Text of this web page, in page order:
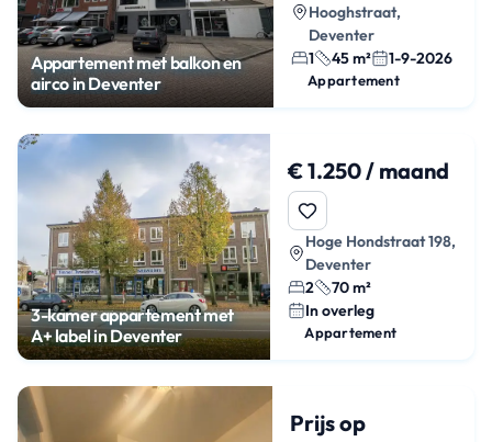
Appartement met balkon en
airco in Deventer
Hooghstraat,
Deventer
1
45 m² 1-9-2026
Appartement
3-kamer appartement met
A+ label in Deventer
€ 1.250 / maand
Hoge Hondstraat 198,
Deventer
2
70 m²
In overleg
Appartement
Prijs op